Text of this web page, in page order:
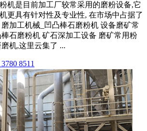
机是目前加工厂较常采用的磨粉设备,它
更具有针对性及专业性, 在市场中占据了
加工机械_凹凸棒石磨粉机 设备磨矿常
石磨粉机 矿石深加工设备 磨矿常用粉
机,这里云集了 ...
8511